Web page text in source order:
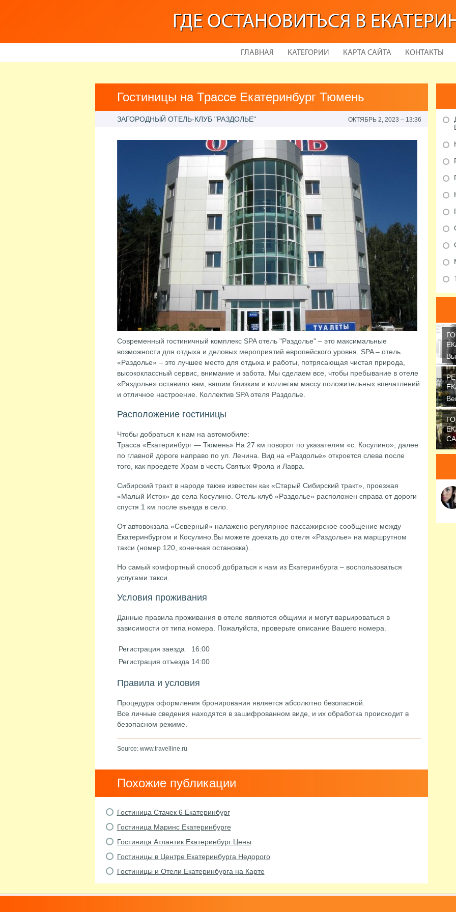
ГДЕ ОСТАНОВИТЬСЯ В
ГЛАВНАЯ КАТЕГОРИИ КАРТА САЙТА КОНТАКТЫ
Гостиницы на Трассе Екатеринбург Тюмень
ЗАГОРОДНЫЙ ОТЕЛЬ-КЛУБ "РАЗДОЛЬЕ" ОКТЯБРЬ 2, 2023 – 13:36
Современный гостиничный комплекс SPA отель "Раздолье" – это максимальные
возможности для отдыха и деловых мероприятий европейского уровня. SPA – отель
«Раздолье» – это лучшее место для отдыха и работы, потрясающая чистая природа,
высококлассный сервис, внимание и забота. Мы сделаем все, чтобы пребывание в отеле
«Раздолье» оставило вам, вашим близким и коллегам массу положительных впечатлений
и отличное настроение. Коллектив SPA отеля Раздолье.
Расположение гостиницы
Чтобы добраться к нам на автомобиле:
Трасса «Екатеринбург — Тюмень» На 27 км поворот по указателям «с. Косулино», далее
по главной дороге направо по ул. Ленина. Вид на «Раздолье» откроется слева после
того, как проедете Храм в честь Святых Фрола и Лавра.
Сибирский тракт в народе также известен как «Старый Сибирский тракт», проезжая
«Малый Исток» до села Косулино. Отель-клуб «Раздолье» расположен справа от дороги
спустя 1 км после въезда в село.
От автовокзала «Северный» налажено регулярное пассажирское сообщение между
Екатеринбургом и Косулино.Вы можете доехать до отеля «Раздолье» на маршрутном
такси (номер 120, конечная остановка).
Но самый комфортный способ добраться к нам из Екатеринбурга – воспользоваться
услугами такси.
Условия проживания
Данные правила проживания в отеле являются общими и могут варьироваться в
зависимости от типа номера. Пожалуйста, проверьте описание Вашего номера.
Регистрация заезда
16:00
Регистрация отъезда 14:00
Правила и условия
Процедура оформления бронирования является абсолютно безопасной.
Все личные сведения находятся в зашифрованном виде, и их обработка происходит в
безопасном режиме.
Source: www.travelline.ru
Похожие публикации
Гостиница Стачек 6 Екатеринбург
Гостиница Маринс Екатеринбурге
Гостиница Атлантик Екатеринбург Цены
Гостиницы в Центре Екатеринбурга Недорого
Гостиницы и Отели Екатеринбурга на Карте